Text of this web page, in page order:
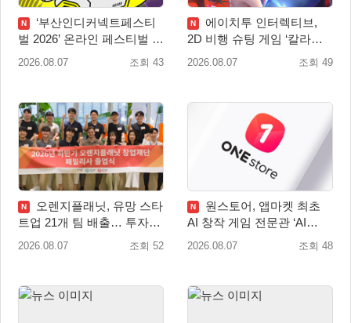
N
‘부산인디커넥트페스티
벌 2026’ 온라인 페스티벌 개
막
2026.08.07 조회 43
N
에이치투 인터렉티브,
2D 비행 슈팅 게임 ‘칼라드
리우스2/다크 엘레멘트’ 올
2026.08.07 조회 49
N
오렌지플래닛, 유망 스타
트업 21개 팀 배출… 투자유
치∙매출성장 성과 눈길
2026.08.07 조회 52
N
원스토어, 앱마켓 최초
AI 창작 게임 전문관 ‘AI
Games’ 오픈
2026.08.07 조회 48